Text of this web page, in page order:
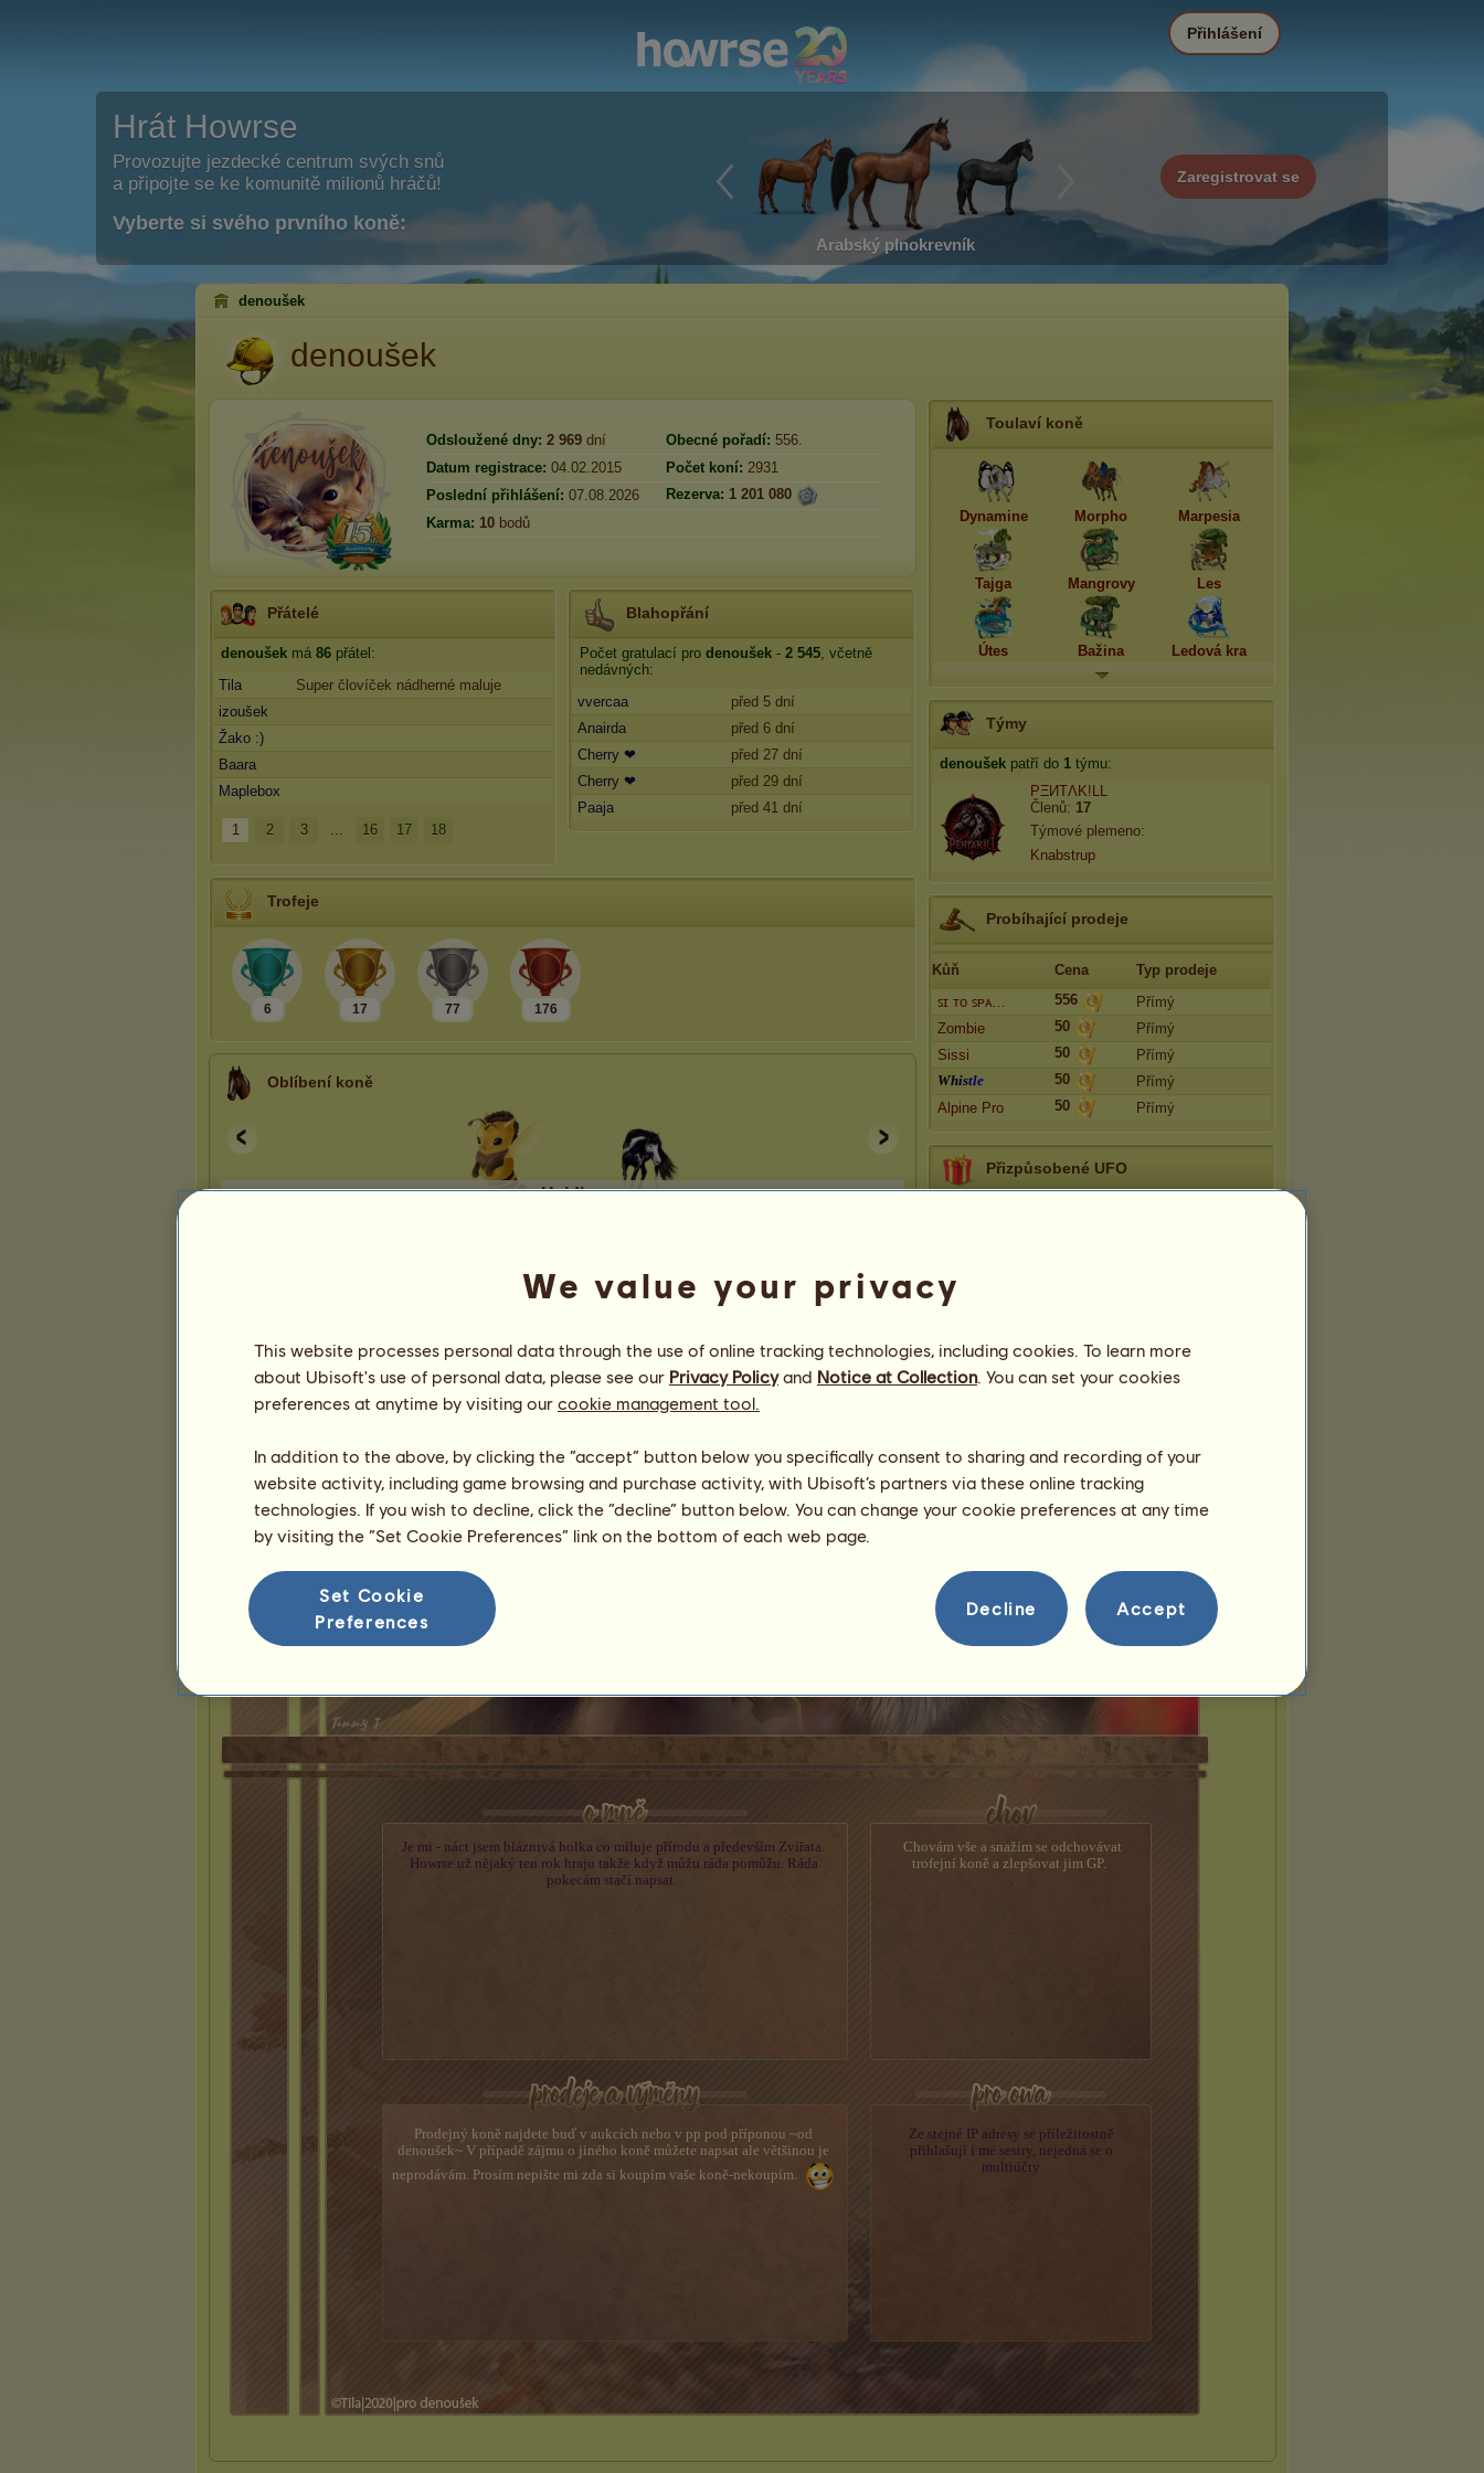
Hrát Howrse
Provozujte jezdecké centrum svých snů
a připojte se ke komunitě milionů hráčů!
Vyberte si svého prvního koně:
Arabský plnokrevník
Zaregistrovat se
Přihlášení
denoušek
denoušek
Odsloužené dny: 2 969 dní Obecné pořadí: 556.
Datum registrace: 04.02.2015 Počet koní: 2931
Poslední přihlášení: 07.08.2026 Rezerva: 1 201 080
Karma: 10 bodů
Přátelé
denoušek má 86 přátel:
Tila
Super človíček nádherné maluje
izoušek
Žako :)
Baara
Maplebox
1 2 3 ... 16 17 18
Blahopřání
Počet gratulací pro denoušek - 2 545, včetně
nedávných:
vvercaa
před 5 dní
Anairda
před 6 dní
Cherry ❤
před 27 dní
Cherry ❤
před 29 dní
Paaja
před 41 dní
Trofeje
6 17 77 176
Oblíbení koně
Haidi
Toulaví koně
Dynamine Morpho Marpesia
Tajga Mangrovy Les
Útes Bažina Ledová kra
Týmy
denoušek patří do 1 týmu:
PΞИTΛK!LL
Členů: 17
Týmové plemeno:
Knabstrup
Probíhající prodeje
Kůň Cena
Typ prodeje
ꜱɪ ᴛᴏ ꜱᴘᴀ…
556
Přímý
Zombie
50
Přímý
Sissi
50
Přímý
Whistle 50
Přímý
Alpine Pro
50 Přímý
Přizpůsobené UFO
We value your privacy
This website processes personal data through the use of online tracking technologies, including cookies. To learn more
about Ubisoft's use of personal data, please see our Privacy Policyand Notice at Collection. You can set your cookies
preferences at anytime by visiting our cookie management tool.
In addition to the above, by clicking the “accept” button below you specifically consent to sharing and recording of your
website activity, including game browsing and purchase activity, with Ubisoft’s partners via these online tracking
technologies. If you wish to decline, click the “decline” button below. You can change your cookie preferences at any time
by visiting the “Set Cookie Preferences” link on the bottom of each web page.
Set Cookie
Preferences
Decline Accept